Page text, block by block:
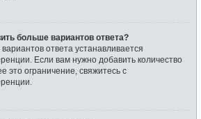
больше вариантов ответа?
ответа устанавливается
Если вам нужно добавить количество
ограничение, свяжитесь с